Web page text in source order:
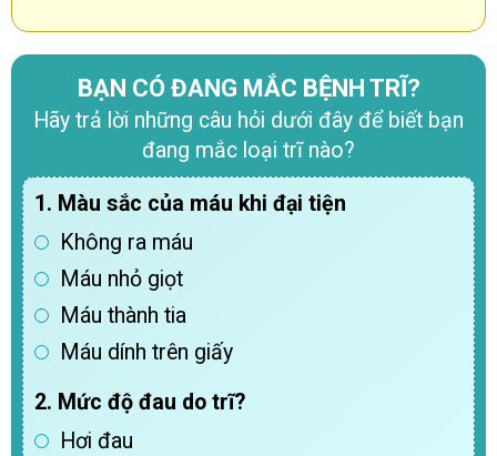
BẠN CÓ ĐANG MẮC BỆNH TRĨ?
Hãy trả lời những câu hỏi dưới đây để biết bạn
đang mắc loại trĩ nào?
1. Màu sắc của máu khi đại tiện
Không ra máu
Máu nhỏ giọt
Máu thành tia
Máu dính trên giấy
2. Mức độ đau do trĩ?
Hơi đau